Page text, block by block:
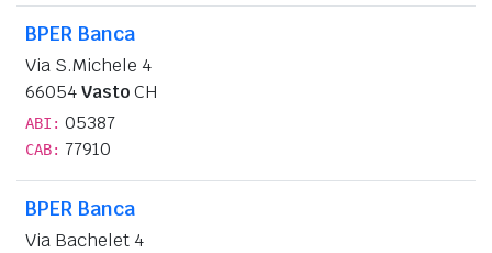
BPER Banca
Via S.Michele 4
66054VastoCH
ABI: 05387
CAB: 77910
BPER Banca
Via Bachelet 4